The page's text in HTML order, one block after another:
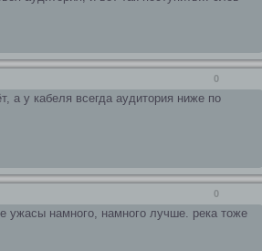
0
а у кабеля всегда аудитория ниже по
0
ужасы намного, намного лучше. река тоже